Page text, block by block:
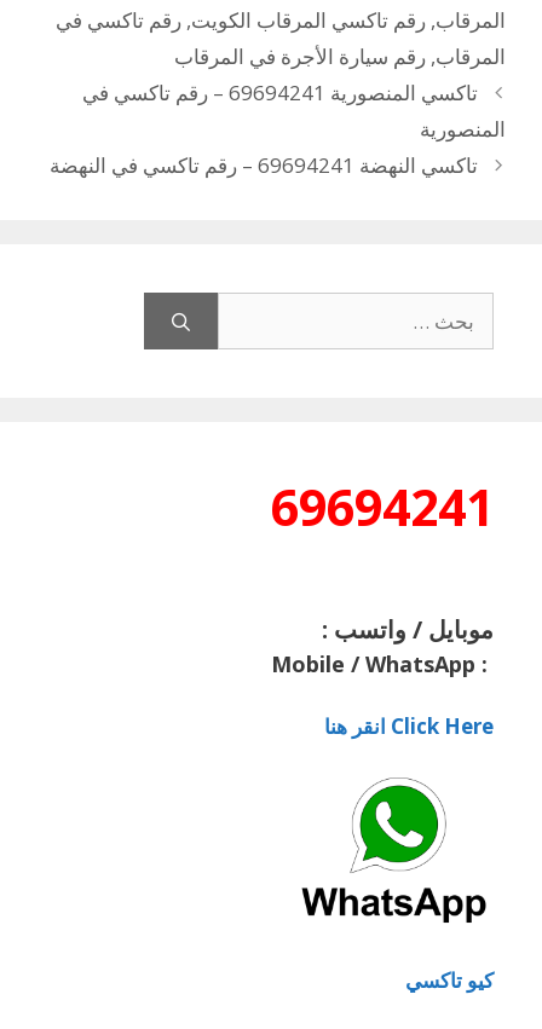
المرقاب, رقم تاكسي المرقاب الكويت, رقم تاكسي في
المرقاب, رقم سيارة الأجرة في المرقاب
تاكسي المنصورية 69694241 – رقم تاكسي في
المنصورية
تاكسي النهضة 69694241 – رقم تاكسي في النهضة
عن:
69694241
موبايل / واتسب :
:
Mobile / WhatsApp
Click Here انقر هنا
كيو تاكسي